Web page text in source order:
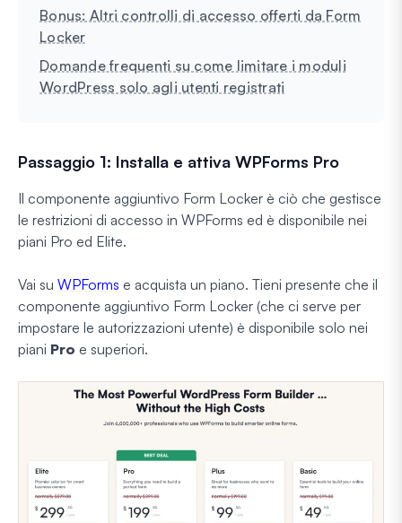
Bonus: Altri controlli di accesso offerti da Form
Locker
Domande frequenti su come limitare i moduli
WordPress solo agli utenti registrati
Passaggio 1: Installa e attiva WPForms Pro
Il componente aggiuntivo Form Locker è ciò che gestisce
le restrizioni di accesso in WPForms ed è disponibile nei
piani Pro ed Elite.
Vai su WPForms e acquista un piano. Tieni presente che il
componente aggiuntivo Form Locker (che ci serve per
impostare le autorizzazioni utente) è disponibile solo nei
piani Pro e superiori.